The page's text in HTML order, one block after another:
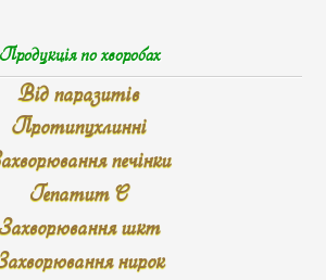
Продукція по хворобах
Від паразитів
Протипухлинні
печінки
Гепатит С
Захворювання шкт
нирок